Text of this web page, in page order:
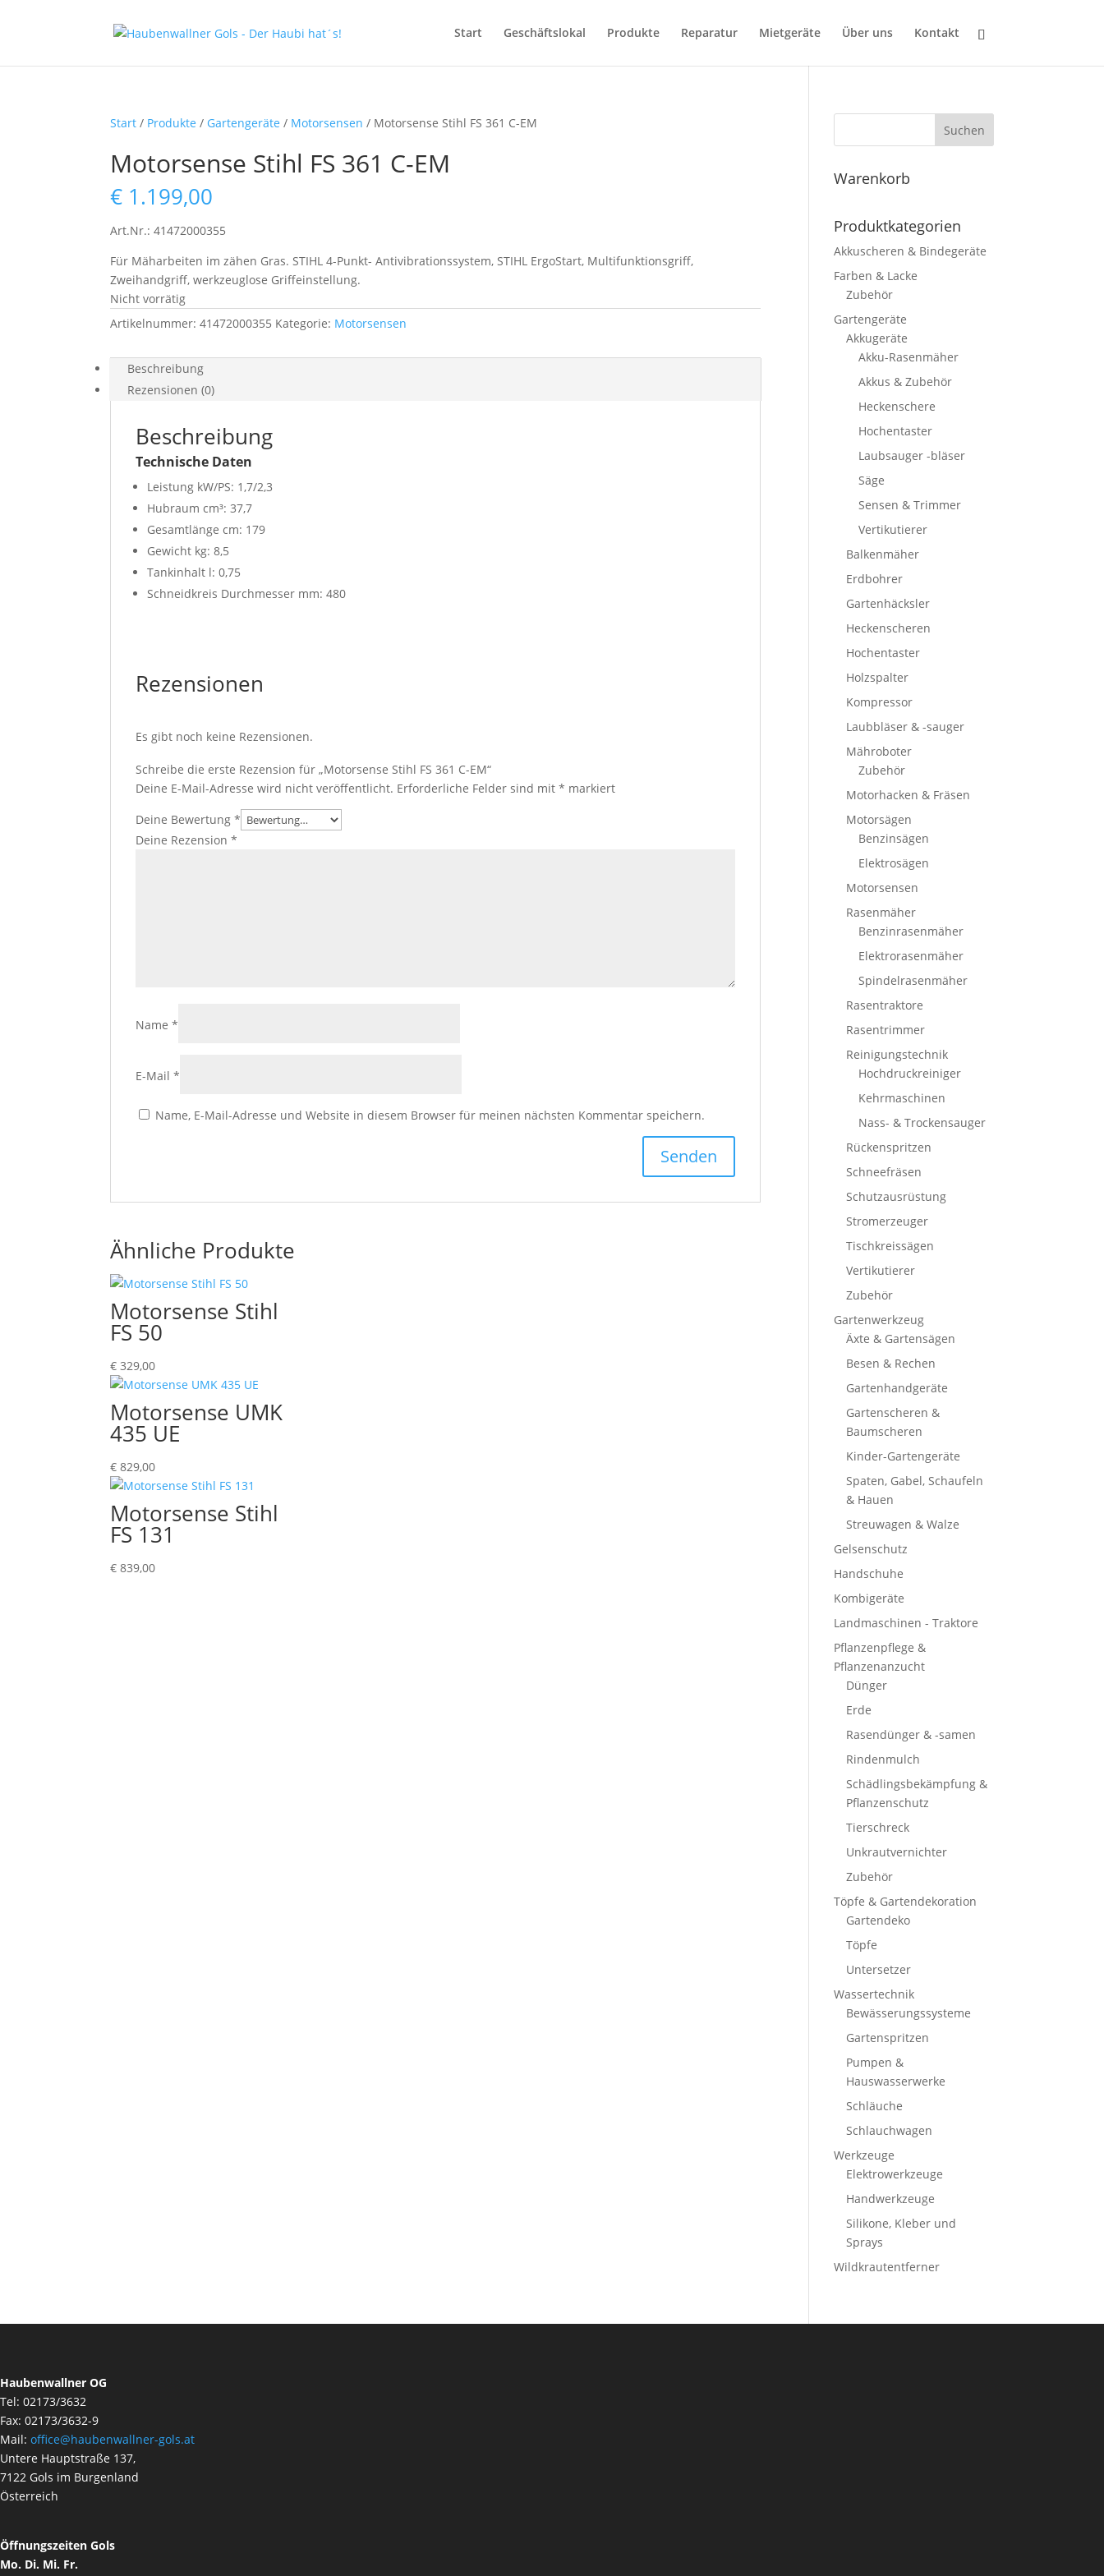
Start Geschäftslokal Produkte Reparatur Mietgeräte Über uns Kontakt
Start / Produkte / Gartengeräte / Motorsensen / Motorsense Stihl FS 361 C-EM
Motorsense Stihl FS 361 C-EM
€ 1.199,00
Art.Nr.: 41472000355
Für Mäharbeiten im zähen Gras. STIHL 4-Punkt- Antivibrationssystem, STIHL ErgoStart, Multifunktionsgriff,
Zweihandgriff, werkzeuglose Griffeinstellung.
Nicht vorrätig
Artikelnummer:41472000355 Kategorie: Motorsensen
Beschreibung
Rezensionen (0)
Beschreibung
Technische Daten
Leistung kW/PS: 1,7/2,3
Hubraum cm³: 37,7
Gesamtlänge cm: 179
Gewicht kg: 8,5
Tankinhalt l: 0,75
Schneidkreis Durchmesser mm: 480
Rezensionen
Es gibt noch keine Rezensionen.
Schreibe die erste Rezension für „Motorsense Stihl FS 361 C-EM“
Deine E-Mail-Adresse wird nicht veröffentlicht. Erforderliche Felder sind mit* markiert
Deine Bewertung*
Deine Rezension*
Name*
E-Mail*
Name, E-Mail-Adresse und Website in diesem Browser für meinen nächsten Kommentar speichern.
Ähnliche Produkte
Motorsense Stihl
FS 50
€ 329,00
Motorsense UMK
435 UE
€ 829,00
Motorsense Stihl
FS 131
€ 839,00
Suchen
Warenkorb
Produktkategorien
Akkuscheren & Bindegeräte
Farben & Lacke
Zubehör
Gartengeräte
Akkugeräte
Akku-Rasenmäher
Akkus & Zubehör
Heckenschere
Hochentaster
Laubsauger -bläser
Säge
Sensen & Trimmer
Vertikutierer
Balkenmäher
Erdbohrer
Gartenhäcksler
Heckenscheren
Hochentaster
Holzspalter
Kompressor
Laubbläser & -sauger
Mähroboter
Zubehör
Motorhacken & Fräsen
Motorsägen
Benzinsägen
Elektrosägen
Motorsensen
Rasenmäher
Benzinrasenmäher
Elektrorasenmäher
Spindelrasenmäher
Rasentraktore
Rasentrimmer
Reinigungstechnik
Hochdruckreiniger
Kehrmaschinen
Nass- & Trockensauger
Rückenspritzen
Schneefräsen
Schutzausrüstung
Stromerzeuger
Tischkreissägen
Vertikutierer
Zubehör
Gartenwerkzeug
Äxte & Gartensägen
Besen & Rechen
Gartenhandgeräte
Gartenscheren &
Baumscheren
Kinder-Gartengeräte
Spaten, Gabel, Schaufeln
& Hauen
Streuwagen & Walze
Gelsenschutz
Handschuhe
Kombigeräte
Landmaschinen - Traktore
Pflanzenpflege &
Pflanzenanzucht
Dünger
Erde
Rasendünger & -samen
Rindenmulch
Schädlingsbekämpfung &
Pflanzenschutz
Tierschreck
Unkrautvernichter
Zubehör
Töpfe & Gartendekoration
Gartendeko
Töpfe
Untersetzer
Wassertechnik
Bewässerungssysteme
Gartenspritzen
Pumpen &
Hauswasserwerke
Schläuche
Schlauchwagen
Werkzeuge
Elektrowerkzeuge
Handwerkzeuge
Silikone, Kleber und
Sprays
Wildkrautentferner
Haubenwallner OG
Tel: 02173/3632
Fax: 02173/3632-9
Mail: office@haubenwallner-gols.at
Untere Hauptstraße 137,
7122 Gols im Burgenland
Österreich
Öffnungszeiten Gols
Mo. Di. Mi. Fr.